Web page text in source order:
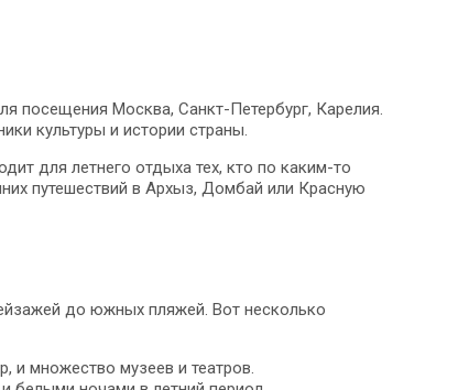
посещения Москва, Санкт-Петербург, Карелия.
культуры и истории страны.
для летнего отдыха тех, кто по каким-то
путешествий в Архыз, Домбай или Красную
до южных пляжей. Вот несколько
и множество музеев и театров.